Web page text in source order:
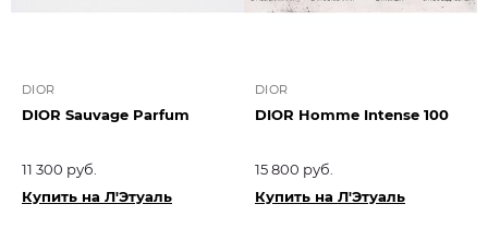
DIOR
DIOR Sauvage Parfum
11 300 руб.
Купить на Л'Этуаль
DIOR
DIOR Homme Intense 100
15 800 руб.
Купить на Л'Этуаль